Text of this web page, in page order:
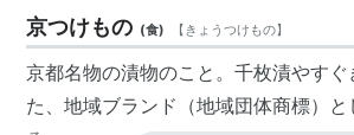
京つけもの (食) 【きょうつけもの】
京都名物の漬物のこと。千枚漬やすぐ
た、地域ブランド（地域団体商標）